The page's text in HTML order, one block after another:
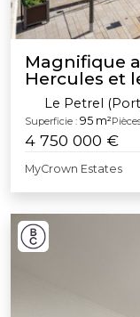
Magnifique
Hercules et
Le Petrel
Superficie : 95 m²
4 750 000 €
MyCrown Estates